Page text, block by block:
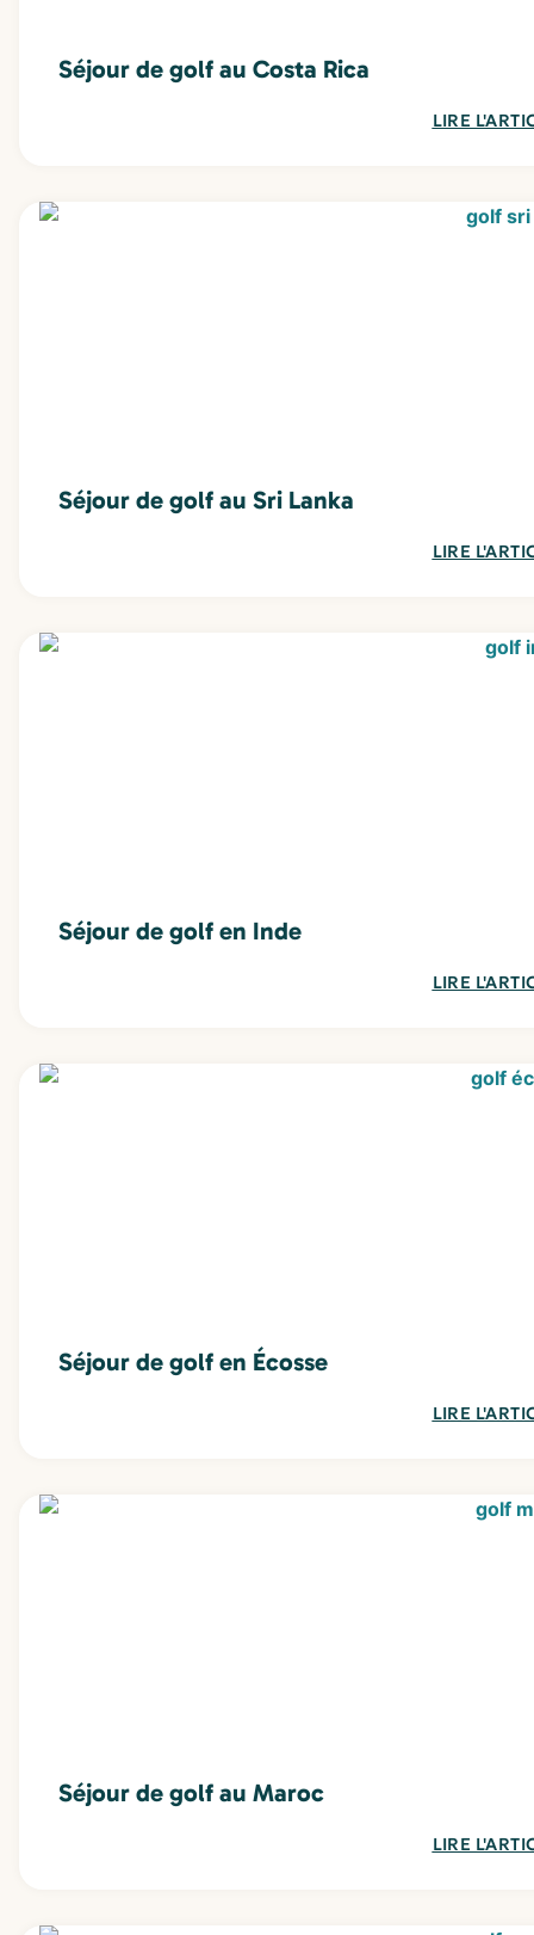
Séjour de golf au Costa Rica
LIRE
Séjour de golf au Sri Lanka
LIRE
Séjour de golf en Inde
LIRE
Séjour de golf en Écosse
LIRE
Séjour de golf au Maroc
LIRE